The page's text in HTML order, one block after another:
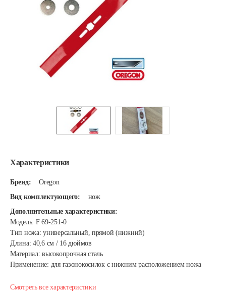
Характеристики
Бренд:
Oregon
Вид комплектующего:
нож
Дополнительные характеристики:
Модель: F 69-251-0
Тип ножа: универсальный, прямой (нижний)
Длина: 40,6 см / 16 дюймов
Материал: высокопрочная сталь
Применение: для газонокосилок с нижним расположением ножа
Смотреть все характеристики